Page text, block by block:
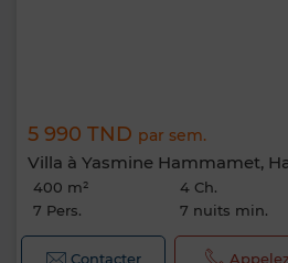
5 990 TND par sem.
Villa à Yasmine Hammamet,
400 m² 4 Ch.
7 Pers.
7 nuits min.
Contacter Appelez